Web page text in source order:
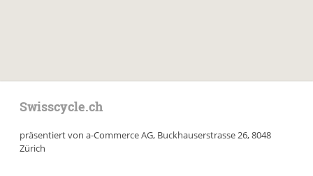
Swisscycle.ch
präsentiert von a-Commerce AG, Buckhauserstrasse 26, 8048
Zürich